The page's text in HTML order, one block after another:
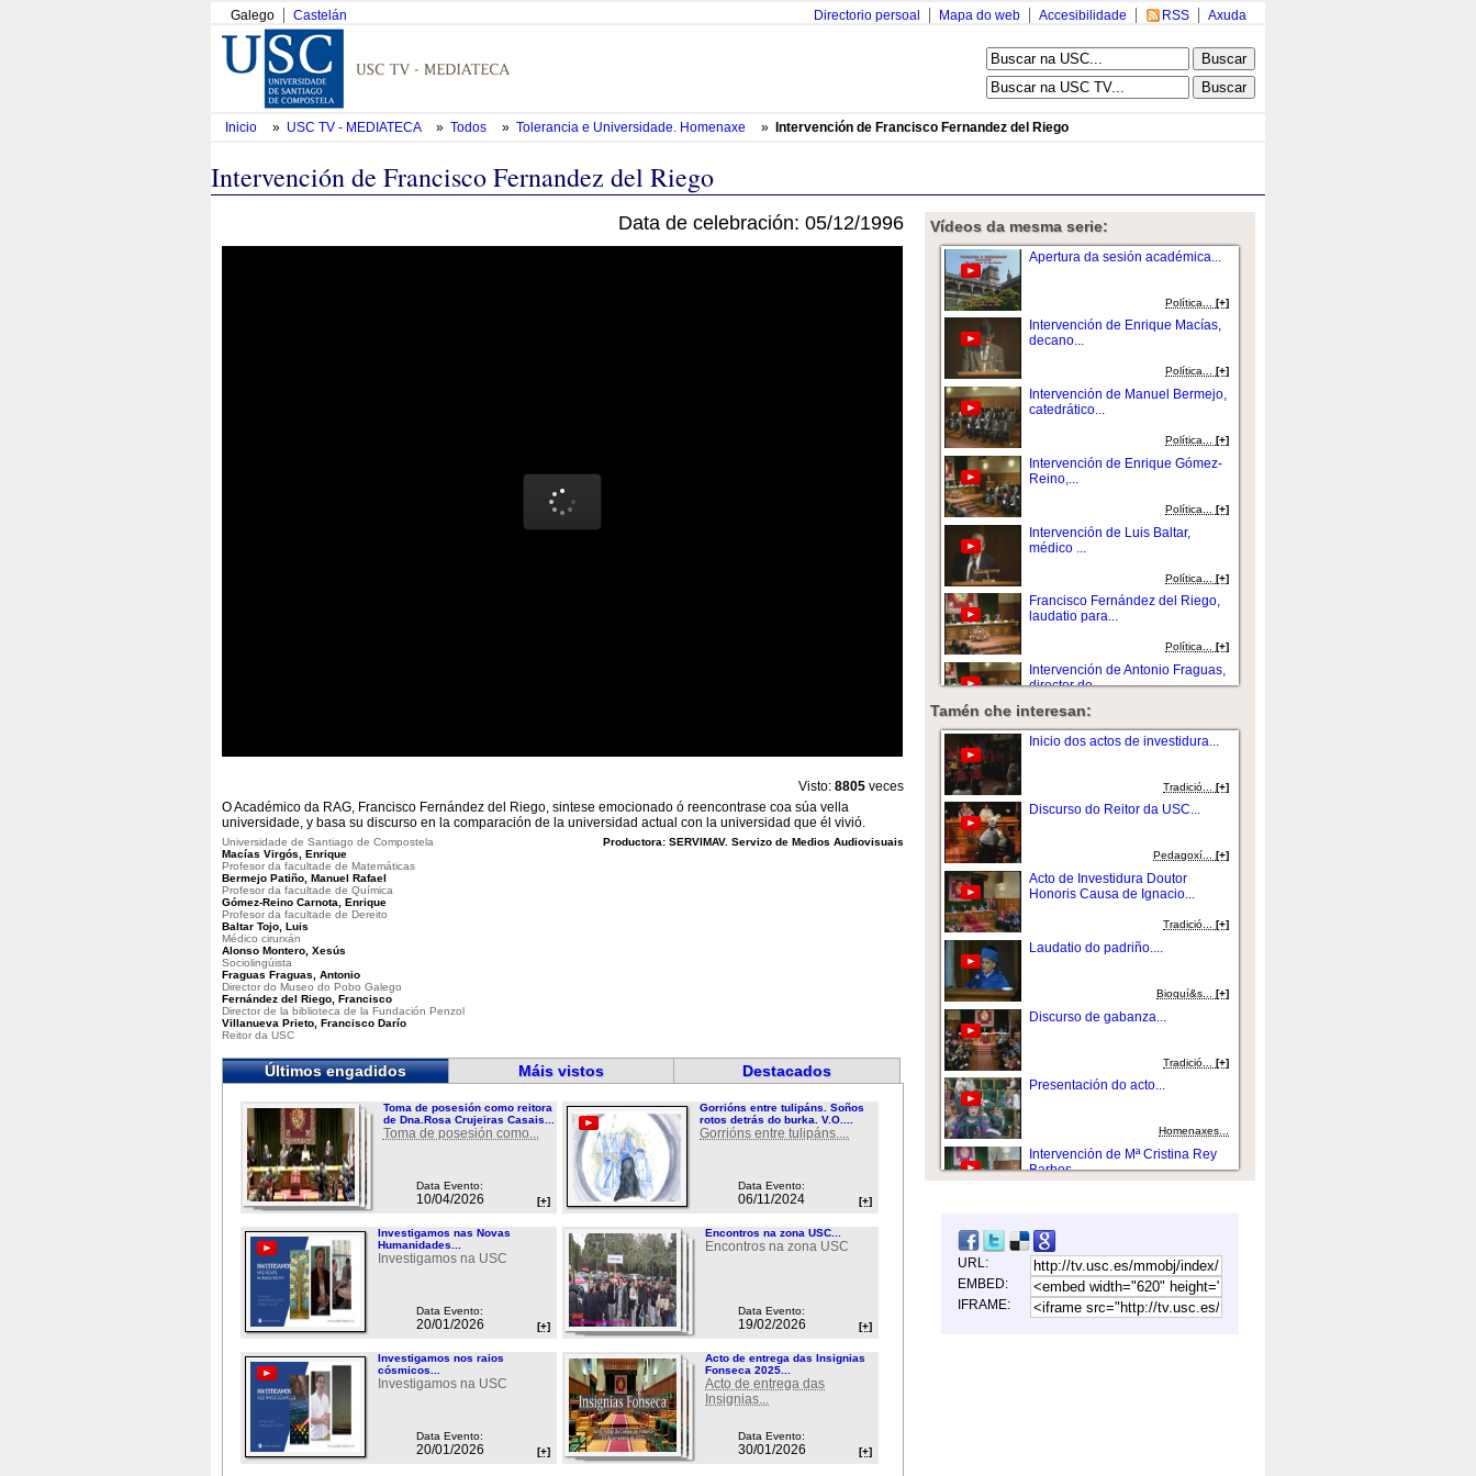
Galego Castelán Axuda
RSS
Accesibilidade
Mapa do web
Directorio persoal
Inicio » USC TV - MEDIATECA » Todos » Tolerancia e Universidade. Homenaxe » Intervención de Francisco Fernandez del Riego
Intervención de Francisco Fernandez del Riego
Data de celebración: 05/12/1996
Visto: 8805 veces
O Académico da RAG, Francisco Fernández del Riego, sintese emocionado ó reencontrase coa súa vella
universidade, y basa su discurso en la comparación de la universidad actual con la universidad que él vivió.
Productora: SERVIMAV. Servizo de Medios Audiovisuais
Universidade de Santiago de Compostela
Macías Virgós, Enrique
Profesor da facultade de Matemáticas
Bermejo Patiño, Manuel Rafael
Profesor da facultade de Química
Gómez-Reino Carnota, Enrique
Profesor da facultade de Dereito
Baltar Tojo, Luis
Médico cirurxán
Alonso Montero, Xesús
Sociolingúista
Fraguas Fraguas, Antonio
Director do Museo do Pobo Galego
Fernández del Riego, Francisco
Director de la biblioteca de la Fundación Penzol
Villanueva Prieto, Francisco Darío
Reitor da USC
Últimos engadidos Máis vistos Destacados
Toma de posesión como reitora
de Dna.Rosa Crujeiras Casais...
Toma de posesión como...
Data Evento:
10/04/2026 [+]
Gorrións entre tulipáns. Soños
rotos detrás do burka. V.O....
Gorrións entre tulipáns....
Data Evento:
06/11/2024 [+]
Investigamos nas Novas
Humanidades...
Investigamos na USC
Data Evento:
20/01/2026 [+]
Encontros na zona USC...
Encontros na zona USC
Data Evento:
19/02/2026 [+]
Investigamos nos raios
cósmicos...
Investigamos na USC
Data Evento:
20/01/2026 [+]
Acto de entrega das Insignias
Fonseca 2025...
Acto de entrega das
Insignias...
Data Evento:
30/01/2026 [+]
Vídeos da mesma serie:
Apertura da sesión académica...
Política...[+]
Intervención de Enrique Macías,
decano...
Política... [+]
Intervención de Manuel Bermejo,
catedrático...
Política...[+]
Intervención de Enrique Gómez-
Reino,...
Política...[+]
Intervención de Luis Baltar,
médico ...
Política...[+]
Francisco Fernández del Riego,
laudatio para...
Política...[+]
Intervención de Antonio Fraguas,
director do...
Intervención de Francisco
Política...[+]
Imposición de la Insignia de Oro
Política...[+]
Discurso do Reitor da USC e
peche do acto...
Política...[+]
Tamén che interesan:
Inicio dos actos de investidura...
Tradició...[+]
Discurso do Reitor da USC...
Pedagoxí... [+]
Acto de Investidura Doutor
Honoris Causa de Ignacio...
Tradició...[+]
Laudatio do padriño....
Bioquí&s...[+]
Discurso de gabanza...
Tradició...[+]
Presentación do acto...
Homenaxes...
Intervención de Mª Cristina Rey
Barbos...
Anaya Santos....
Homenaxes...
Entrega de diplomas....
URL:
EMBED:
IFRAME: